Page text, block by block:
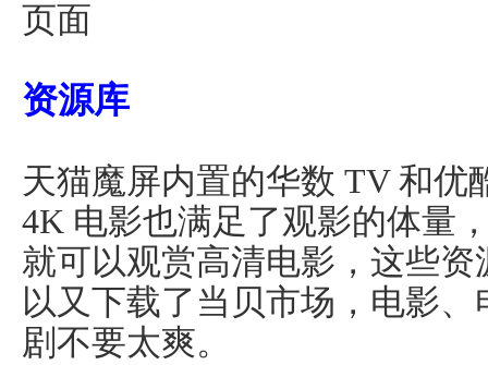
页面
资源库
天猫魔屏内置的华数 TV 和优
4K 电影也满足了观影的体量
就可以观赏高清电影，这些
以又下载了当贝市场，电影
剧不要太爽。